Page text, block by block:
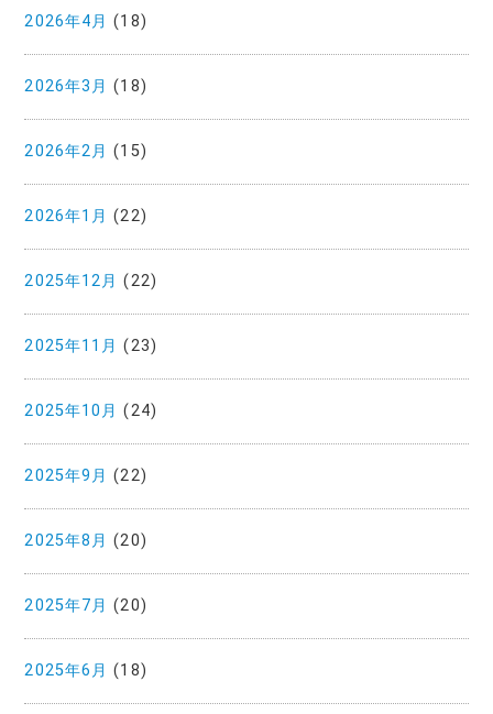
2026年4月 (18)
2026年3月 (18)
2026年2月 (15)
2026年1月 (22)
2025年12月 (22)
2025年11月 (23)
2025年10月 (24)
2025年9月 (22)
2025年8月 (20)
2025年7月 (20)
2025年6月 (18)